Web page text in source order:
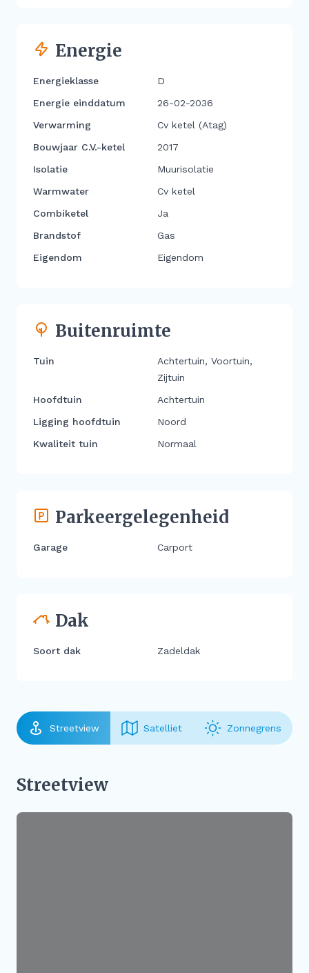
Energie
Energieklasse
D
Energie einddatum
26-02-2036
Verwarming
Cv ketel (Atag)
Bouwjaar C.V.-ketel
2017
Isolatie
Muurisolatie
Warmwater
Cv ketel
Combiketel
Ja
Brandstof
Gas
Eigendom
Eigendom
Buitenruimte
Tuin
Achtertuin, Voortuin,
Zijtuin
Hoofdtuin
Achtertuin
Ligging hoofdtuin
Noord
Kwaliteit tuin
Normaal
Parkeergelegenheid
Garage Carport
Dak
Soort dak Zadeldak
Streetview Satelliet Zonnegrens
Streetview